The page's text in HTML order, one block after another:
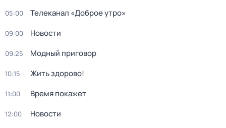
05:00 Телеканал «Доброе утро»
09:00 Новости
09:25 Модный приговор
10:15 Жить здорово!
11:00 Время покажет
12:00 Новости